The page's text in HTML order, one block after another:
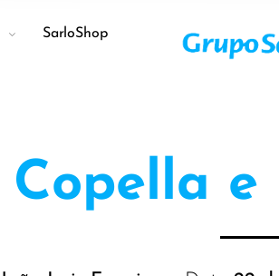
SarloShop
Copella e